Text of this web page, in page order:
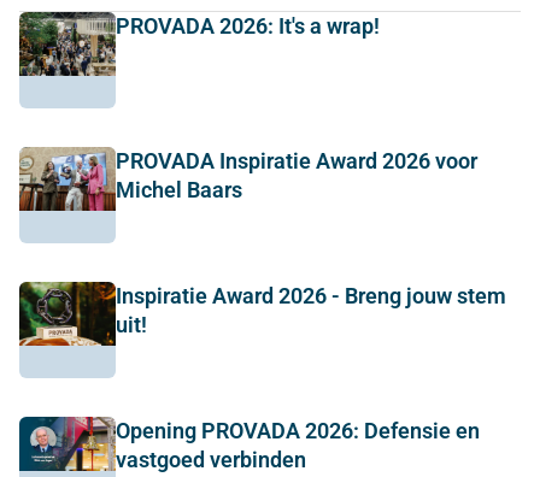
PROVADA 2026: It's a wrap!
PROVADA Inspiratie Award 2026 voor
Michel Baars
Inspiratie Award 2026 - Breng jouw stem
uit!
Opening PROVADA 2026: Defensie en
vastgoed verbinden